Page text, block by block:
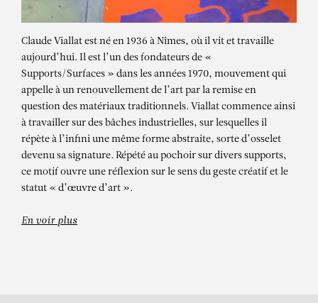
CLAUDE VIALLAT
Claude Viallat est né en 1936 à Nîmes, où il vit et travaille
aujourd’hui. Il est l’un des fondateurs de «
Supports/Surfaces » dans les années 1970, mouvement qui
appelle à un renouvellement de l’art par la remise en
question des matériaux traditionnels. Viallat commence ainsi
à travailler sur des bâches industrielles, sur lesquelles il
répète à l’infini une même forme abstraite, sorte d’osselet
devenu sa signature. Répété au pochoir sur divers supports,
ce motif ouvre une réflexion sur le sens du geste créatif et le
statut « d’œuvre d’art ».
En voir plus